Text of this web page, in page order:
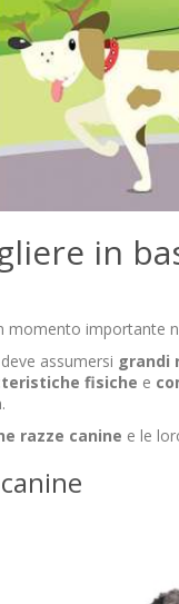
in
momento importante
deve assumersi grandi
fisiche e
.
razze canine e le